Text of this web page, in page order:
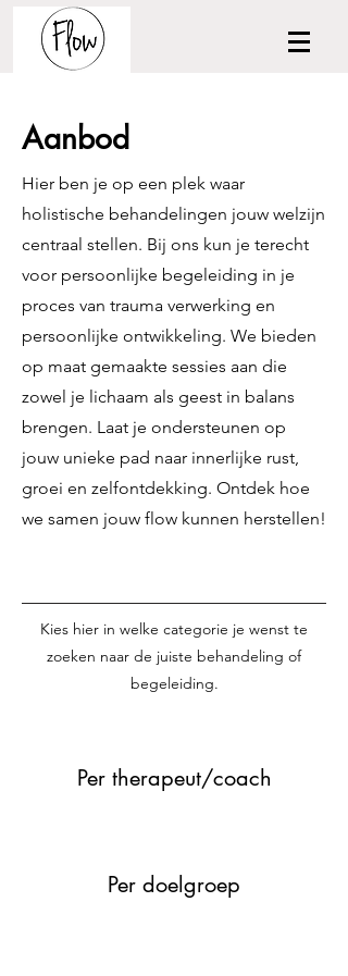
Aanbod
Hier ben je op een plek waar
holistische behandelingen jouw welzijn
centraal stellen. Bij ons kun je terecht
voor persoonlijke begeleiding in je
proces van trauma verwerking en
persoonlijke ontwikkeling. We bieden
op maat gemaakte sessies aan die
zowel je lichaam als geest in balans
brengen. Laat je ondersteunen op
jouw unieke pad naar innerlijke rust,
groei en zelfontdekking. Ontdek hoe
we samen jouw flow kunnen herstellen!
Kies hier in welke categorie je wenst te
zoeken naar de juiste behandeling of
begeleiding.
Per therapeut/coach
Per doelgroep